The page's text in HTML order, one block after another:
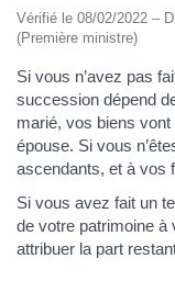
Vérifié le 08/02/2022 –
(Première ministre)
Si vous n’avez pas
succession dépend
marié, vos biens vont
épouse. Si vous
ascendants, et à vos
Si vous avez fait un
de votre patrimoine à
attribuer la part